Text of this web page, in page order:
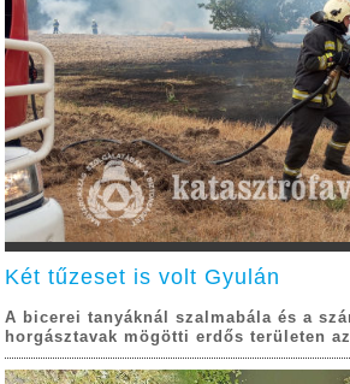
Két tűzeset is volt Gyulán
A bicerei tanyáknál szalmabála és a
horgásztavak mögötti erdős területen